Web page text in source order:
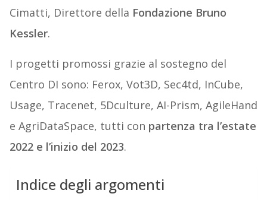
Cimatti, Direttore della Fondazione Bruno
Kessler.
I progetti promossi grazie al sostegno del
Centro DI sono: Ferox, Vot3D, Sec4td, InCube,
Usage, Tracenet, 5Dculture, AI-Prism, AgileHand
e AgriDataSpace, tutti con partenza tra l’estate
2022 e l’inizio del 2023.
Indice degli argomenti